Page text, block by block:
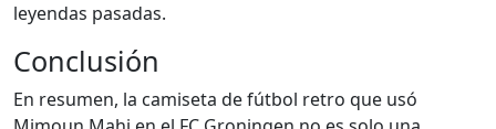
leyendas pasadas.
Conclusión
En resumen, la camiseta de fútbol retro que usó